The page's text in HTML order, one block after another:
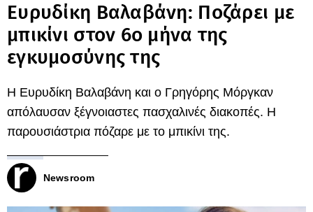
Ευρυδίκη Βαλαβάνη: Ποζάρει με
μπικίνι στον 6ο μήνα της
εγκυμοσύνης της
Η Ευρυδίκη Βαλαβάνη και ο Γρηγόρης Μόργκαν
απόλαυσαν ξέγνοιαστες πασχαλινές διακοπές. Η
παρουσιάστρια πόζαρε με το μπικίνι της.
Newsroom